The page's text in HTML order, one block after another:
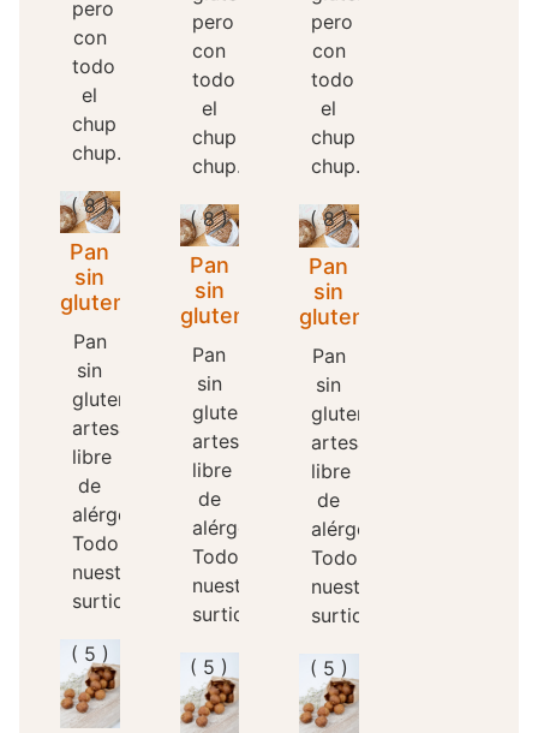
pero
con
todo
el
chup
chup...
( 8 )
Pan
sin
gluten
Pan
sin
gluten
artesano
libre
de
alérgenos
Todo
nuestro
surtido...
( 5 )
pero
con
todo
el
chup
chup...
( 8 )
Pan
sin
gluten
Pan
sin
gluten
artesano
libre
de
alérgenos
Todo
nuestro
surtido...
( 5 )
pero
con
todo
el
chup
chup...
( 8 )
Pan
sin
gluten
Pan
sin
gluten
artesano
libre
de
alérgenos
Todo
nuestro
surtido...
( 5 )